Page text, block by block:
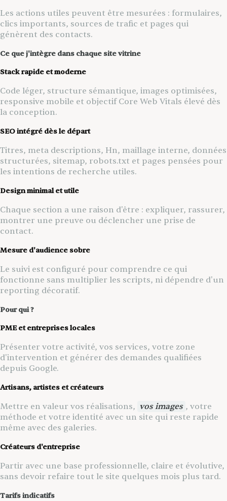
Les actions utiles peuvent être mesurées : formulaires,
clics importants, sources de trafic et pages qui
génèrent des contacts.
Ce que j'intègre dans chaque site vitrine
Stack rapide et moderne
Code léger, structure sémantique, images optimisées,
responsive mobile et objectif Core Web Vitals élevé dès
la conception.
SEO intégré dès le départ
Titres, meta descriptions, Hn, maillage interne, données
structurées, sitemap, robots.txt et pages pensées pour
les intentions de recherche utiles.
Design minimal et utile
Chaque section a une raison d'être : expliquer, rassurer,
montrer une preuve ou déclencher une prise de
contact.
Mesure d'audience sobre
Le suivi est configuré pour comprendre ce qui
fonctionne sans multiplier les scripts, ni dépendre d'un
reporting décoratif.
Pour qui ?
PME et entreprises locales
Présenter votre activité, vos services, votre zone
d'intervention et générer des demandes qualifiées
depuis Google.
Artisans, artistes et créateurs
Mettre en valeur vos réalisations, vos images , votre
méthode et votre identité avec un site qui reste rapide
même avec des galeries.
Créateurs d'entreprise
Partir avec une base professionnelle, claire et évolutive,
sans devoir refaire tout le site quelques mois plus tard.
Tarifs indicatifs